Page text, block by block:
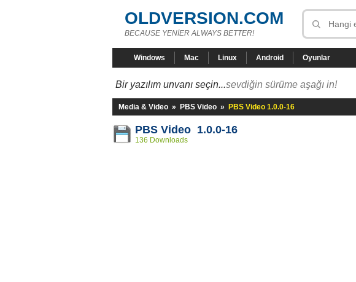
OLDVERSION.COM
BECAUSE YENİER ALWAYS BETTER!
Windows Mac Linux Android Oyunlar
Bir yazılım unvanı seçin...sevdiğin sürüme aşağı in!
Media & Video » PBS Video » PBS Video 1.0.0-16
PBS Video 1.0.0-16
136 Downloads